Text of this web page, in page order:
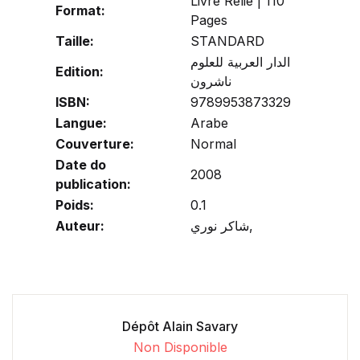
Format:
Pages
Taille:
STANDARD
Edition:
الدار العربية للعلوم
ناشرون
ISBN:
9789953873329
Langue:
Arabe
Couverture:
Normal
Date do
publication:
2008
Poids:
0.1
Auteur:
شاكر نوري,
Dépôt Alain Savary
Non Disponible